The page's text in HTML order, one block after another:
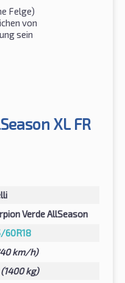
Felge)
von
sein
XL FR
Verde AllSeason
60R18
km/h)
(1400 kg)